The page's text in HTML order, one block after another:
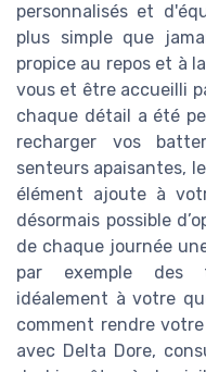
personnalisés et
plus simple que
propice au repos et à
vous et être accueilli
chaque détail a été
recharger vos
senteurs apaisantes,
élément ajoute à
désormais possible
de chaque journée
par exemple des
idéalement à votre
comment rendre
avec Delta Dore,